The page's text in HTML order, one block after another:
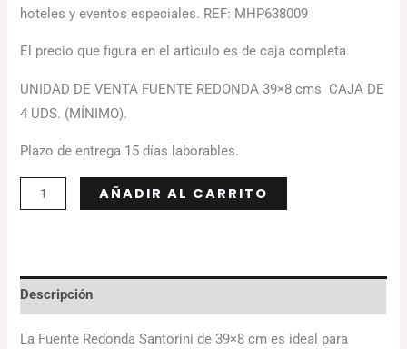
hoteles y eventos especiales. REF: MHP638009
El precio que figura en el articulo es de caja completa.
UNIDAD DE VENTA FUENTE REDONDA 39×8 cms CAJA DE
4 UDS. (MÍNIMO).
Plazo de entrega 15 días laborables.
AÑADIR AL CARRITO
Descripción
La Fuente Redonda Santorini de 39×8 cm es ideal para